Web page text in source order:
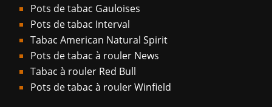
Pots de tabac Gauloises
Pots de tabac Interval
Tabac American Natural Spirit
Pots de tabac à rouler News
Tabac à rouler Red Bull
Pots de tabac à rouler Winfield